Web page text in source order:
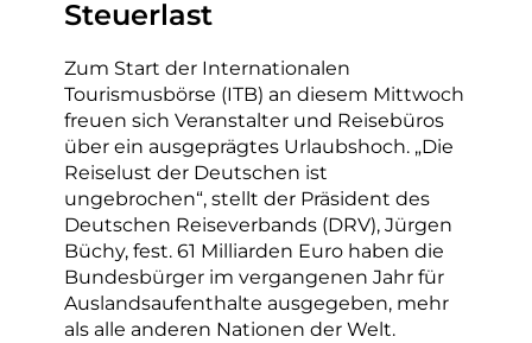
Steuerlast
Zum Start der Internationalen
Tourismusbörse (ITB) an diesem Mittwoch
freuen sich Veranstalter und Reisebüros
über ein ausgeprägtes Urlaubshoch. „Die
Reiselust der Deutschen ist
ungebrochen“, stellt der Präsident des
Deutschen Reiseverbands (DRV), Jürgen
Büchy, fest. 61 Milliarden Euro haben die
Bundesbürger im vergangenen Jahr für
Auslandsaufenthalte ausgegeben, mehr
als alle anderen Nationen der Welt.